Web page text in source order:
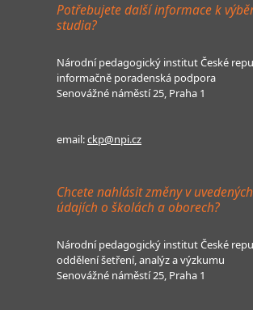
Potřebujete další informace k
studia?
Národní pedagogický institut České
informačně poradenská podpora
Senovážné náměstí 25, Praha 1
email:ckp@npi.cz
Chcete nahlásit změny v uvedených
údajích o školách a oborech?
Národní pedagogický institut České
oddělení šetření, analýz a výzkumu
Senovážné náměstí 25, Praha 1